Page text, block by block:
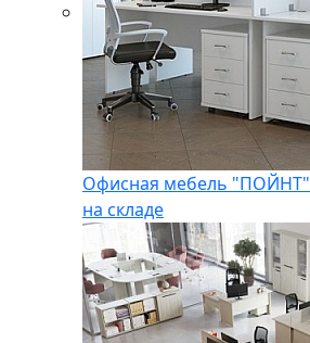
Офисная мебель "ПОЙНТ"
на складе